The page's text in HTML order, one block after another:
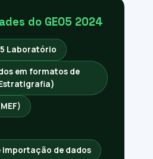
do GEO5 2024
Laboratório
em formatos de
importação de dados